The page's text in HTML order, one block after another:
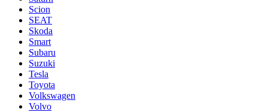
Scion
SEAT
Skoda
Smart
Subaru
Suzuki
Tesla
Toyota
Volkswagen
Volvo